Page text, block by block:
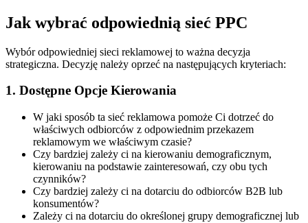
Jak wybrać odpowiednią sieć PPC
Wybór odpowiedniej sieci reklamowej to ważna decyzja
strategiczna. Decyzję należy oprzeć na następujących kryteriach:
1. Dostępne Opcje Kierowania
W jaki sposób ta sieć reklamowa pomoże Ci dotrzeć do
właściwych odbiorców z odpowiednim przekazem
reklamowym we właściwym czasie?
Czy bardziej zależy ci na kierowaniu demograficznym,
kierowaniu na podstawie zainteresowań, czy obu tych
czynników?
Czy bardziej zależy ci na dotarciu do odbiorców B2B lub
konsumentów?
Zależy ci na dotarciu do określonej grupy demograficznej lub